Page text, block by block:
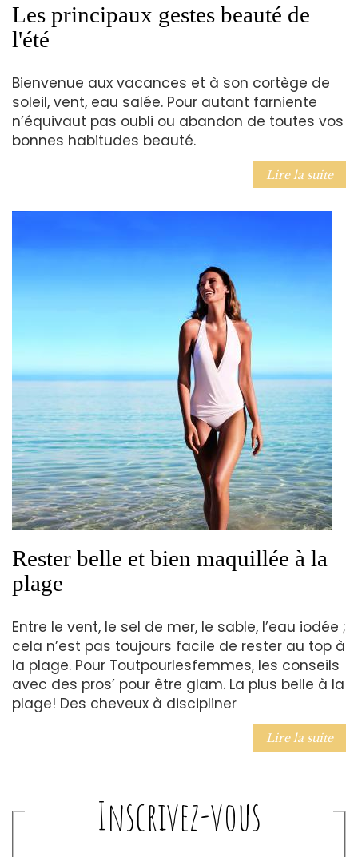
Les principaux gestes beauté de
l'été
Bienvenue aux vacances et à son cortège de
soleil, vent, eau salée. Pour autant farniente
n’équivaut pas oubli ou abandon de toutes vos
bonnes habitudes beauté.
Lire la suite
Rester belle et bien maquillée à la
plage
Entre le vent, le sel de mer, le sable, l’eau iodée ;
cela n’est pas toujours facile de rester au top à
la plage. Pour Toutpourlesfemmes, les conseils
avec des pros’ pour être glam. La plus belle à la
plage! Des cheveux à discipliner
Lire la suite
Inscrivez-vous